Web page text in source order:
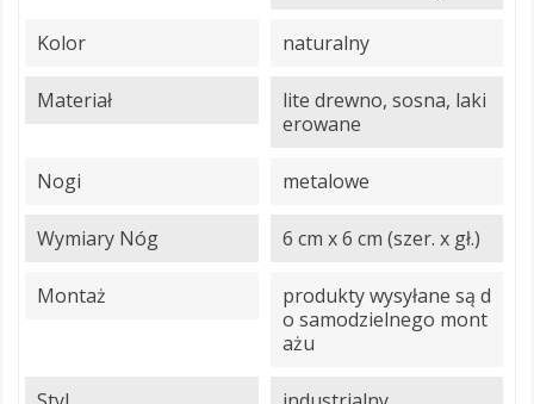
Kolor naturalny
Materiał
lite drewno, sosna, laki
erowane
Nogi metalowe
Wymiary Nóg 6 cm x 6 cm (szer. x gł.)
Montaż
produkty wysyłane są d
o samodzielnego mont
ażu